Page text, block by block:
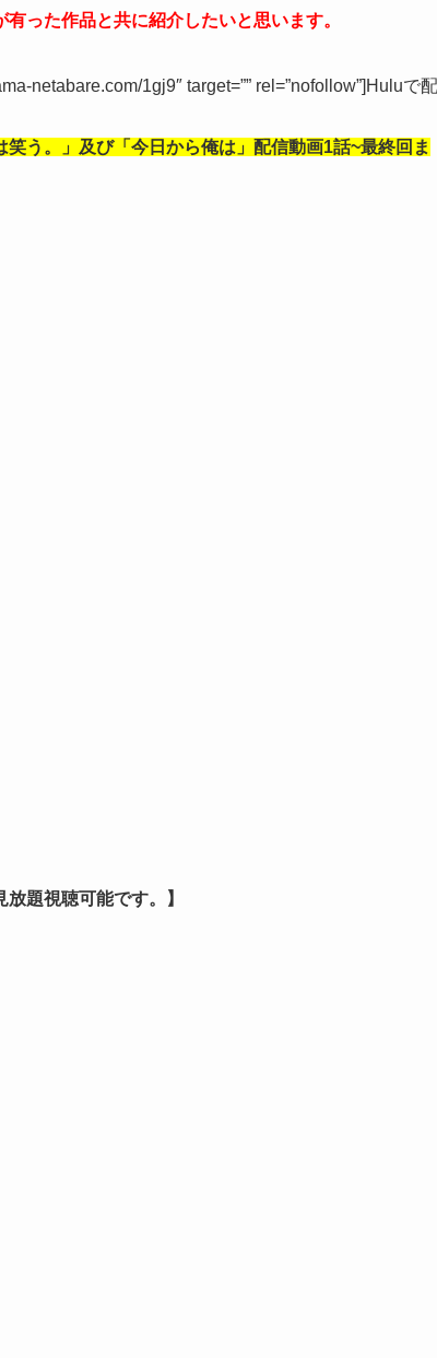
った作品と共に紹介したいと思います。
netabare.com/1gj9″ target=”” rel=”nofollow”]Huluで配
う。」及び「今日から俺は」配信動画1話~最終回ま
題視聴可能です。】